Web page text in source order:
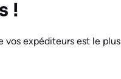
!
vos expéditeurs est le plus